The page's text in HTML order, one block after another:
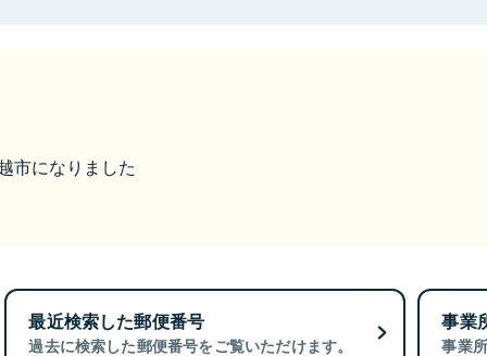
市になりました
最近検索した郵便番号
過去に検索した郵便番号をご覧いただけます。
事業
事業